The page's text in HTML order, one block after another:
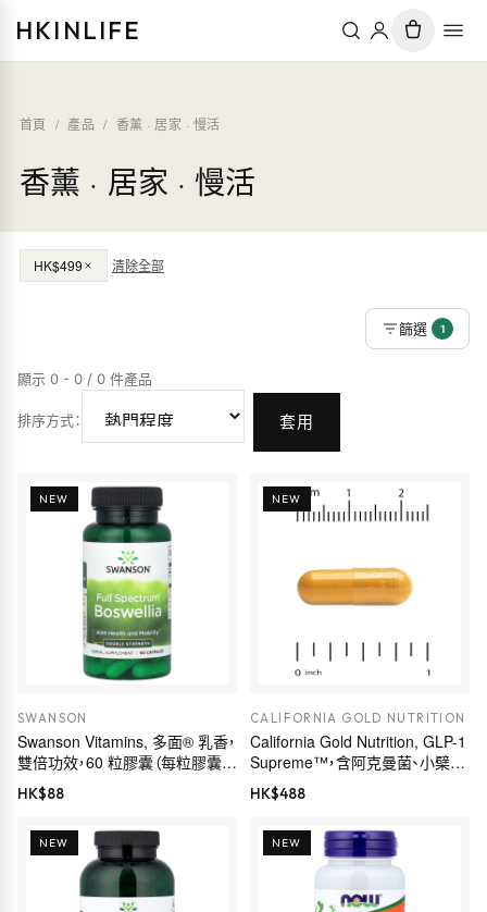
HKINLIFE
首頁 / 產品 / 香薰 · 居家 · 慢活
香薰 · 居家 · 慢活
HK$499 清除全部
篩選 1
顯示 0 - 0 / 0 件產品
排序方式： 套用
NEW
SWANSON
Swanson Vitamins, 多面® 乳香，
雙倍功效，60 粒膠囊（每粒膠囊
800 毫克）
HK$88
NEW
CALIFORNIA GOLD NUTRITION
California Gold Nutrition, GLP-1
Supreme™，含阿克曼菌、小檗
鹼、五羥黃酮及姜黃素，60 粒素食
膠囊
HK$488
NEW NEW